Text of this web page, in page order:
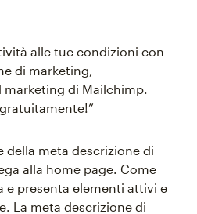
alle tue condizioni con
di marketing,
marketing di Mailchimp.
della meta descrizione di
alla home page. Come
e presenta elementi attivi e
La meta descrizione di